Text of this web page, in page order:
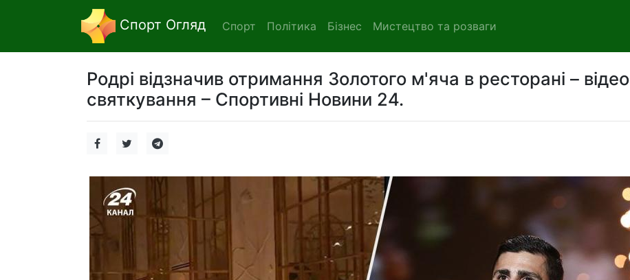
Спорт Огляд Спорт Політика Бізнес Мистецтво та розваги
Родрі відзначив отримання Золотого м'яча в ресторані – відео
святкування – Спортивні Новини 24.